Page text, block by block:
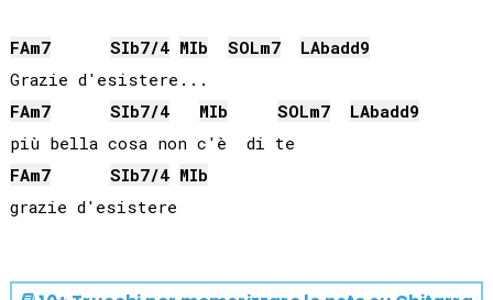
FAm7 SIb7/4 MIb SOLm7 LAbadd9
FAm7 SIb7/4 MIb SOLm7 LAbadd9
FAm7 SIb7/4 MIb